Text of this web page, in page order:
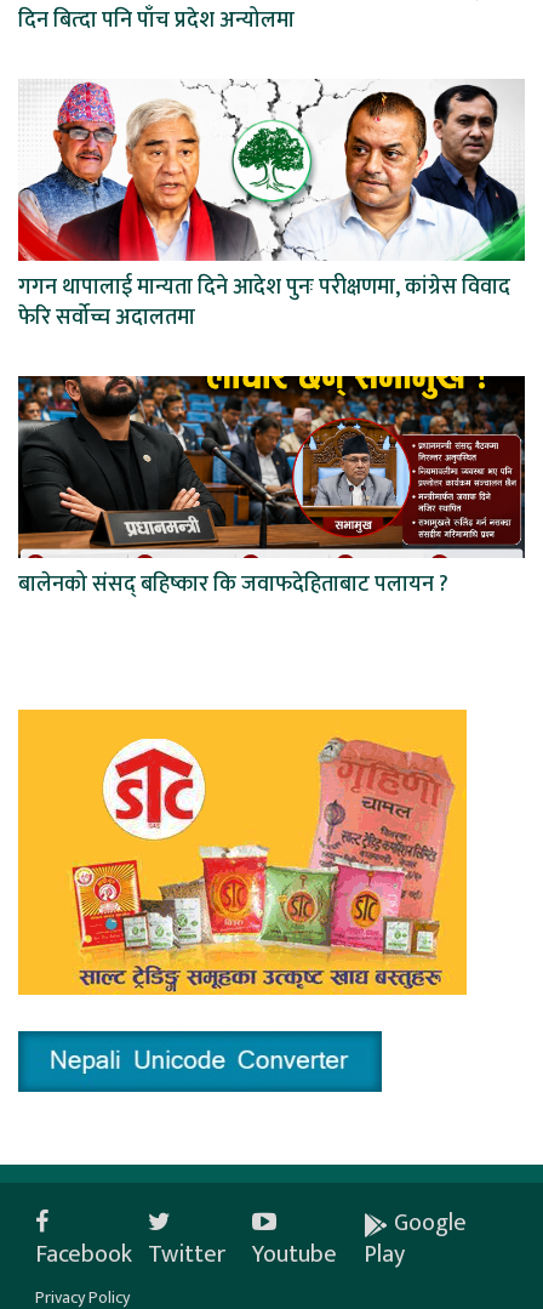
दिन बित्दा पनि पाँच प्रदेश अन्योलमा
गगन थापालाई मान्यता दिने आदेश पुनः परीक्षणमा, कांग्रेस विवाद
फेरि सर्वोच्च अदालतमा
बालेनको संसद् बहिष्कार कि जवाफदेहिताबाट पलायन ?
Facebook Twitter Youtube
Google
Play
Privacy Policy